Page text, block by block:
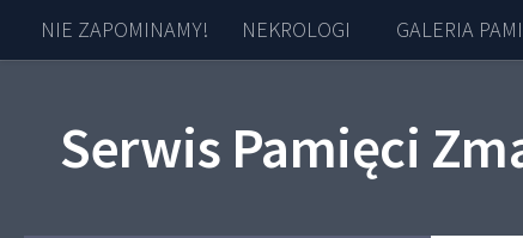
Skip to content
NIE ZAPOMINAMY! NEKROLOGI GALERIA
Serwis Pamięci